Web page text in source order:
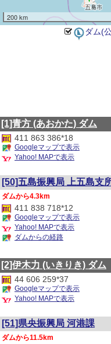
200 km
[1]青方 (あおかた) ダム
411 863 386*18
Googleマップで表示
Yahoo! MAPで表示
[50]五島振興局 上五島支
4.3km
411 838 718*12
Googleマップで表示
Yahoo! MAPで表示
ダムからの経路
[2]伊木力 (いきりき) ダム
44 606 259*37
Googleマップで表示
Yahoo! MAPで表示
[51]県央振興局 河港課
11.5km